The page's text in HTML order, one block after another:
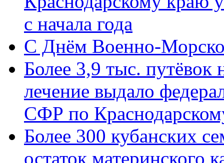
с начала года
C Днём Военно-
Более 3,9 тыс. путёвок
лечение выдало
СФР по
Более 300 кубанских
остаток материнского